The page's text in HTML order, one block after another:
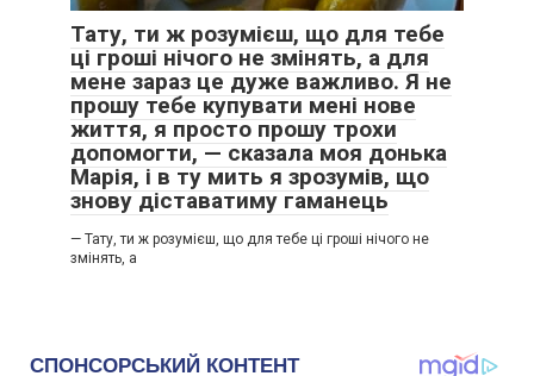
Я знала, на що йду. Я знала, що легкого шляху не буде.
Тату, ти ж розумієш, що для тебе
ці гроші нічого не змінять, а для
мене зараз це дуже важливо. Я не
прошу тебе купувати мені нове
життя, я просто прошу трохи
допомогти, — сказала моя донька
Марія, і в ту мить я зрозумів, що
знову діставатиму гаманець
— Тату, ти ж розумієш, що для тебе ці гроші нічого не
змінять, а